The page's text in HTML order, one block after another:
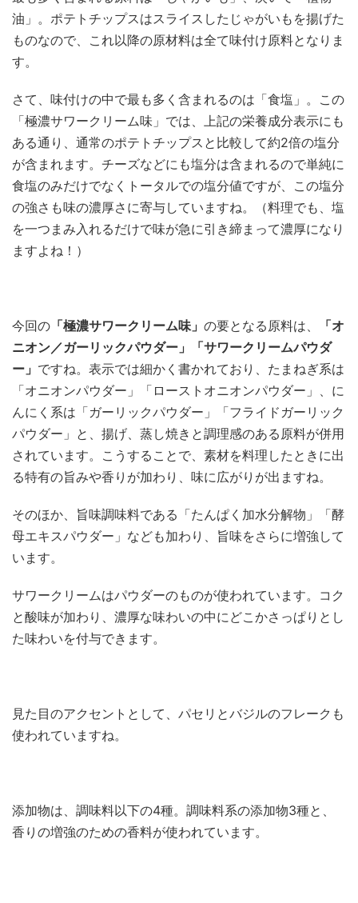
油」。ポテトチップスはスライスしたじゃがいもを揚げた
ものなので、これ以降の原材料は全て味付け原料となりま
す。
さて、味付けの中で最も多く含まれるのは「食塩」。この
「極濃サワークリーム味」では、上記の栄養成分表示にも
ある通り、通常のポテトチップスと比較して約2倍の塩分
が含まれます。チーズなどにも塩分は含まれるので単純に
食塩のみだけでなくトータルでの塩分値ですが、この塩分
の強さも味の濃厚さに寄与していますね。（料理でも、塩
を一つまみ入れるだけで味が急に引き締まって濃厚になり
ますよね！）
今回の 「極濃サワークリーム味」 の要となる原料は、
「オ
ニオン／ガーリックパウダー」「サワークリームパウダ
ー」 ですね。表示では細かく書かれており、たまねぎ系は
「オニオンパウダー」「ローストオニオンパウダー」、に
んにく系は「ガーリックパウダー」「フライドガーリック
パウダー」と、揚げ、蒸し焼きと調理感のある原料が併用
されています。こうすることで、素材を料理したときに出
る特有の旨みや香りが加わり、味に広がりが出ますね。
そのほか、旨味調味料である「たんぱく加水分解物」「酵
母エキスパウダー」なども加わり、旨味をさらに増強して
います。
サワークリームはパウダーのものが使われています。コク
と酸味が加わり、濃厚な味わいの中にどこかさっぱりとし
た味わいを付与できます。
見た目のアクセントとして、パセリとバジルのフレークも
使われていますね。
添加物は、調味料以下の4種。調味料系の添加物3種と、
香りの増強のための香料が使われています。